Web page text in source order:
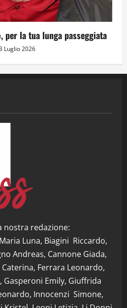
per la tua lunga passeggiata
Luglio 2026
nostra redazione:
Luna, Biagini Riccardo,
Andreas, Cannone Giada,
Caterina, Ferrara Leonardo,
Gasperoni Emily, Giuffrida
Innocenzi Simone,